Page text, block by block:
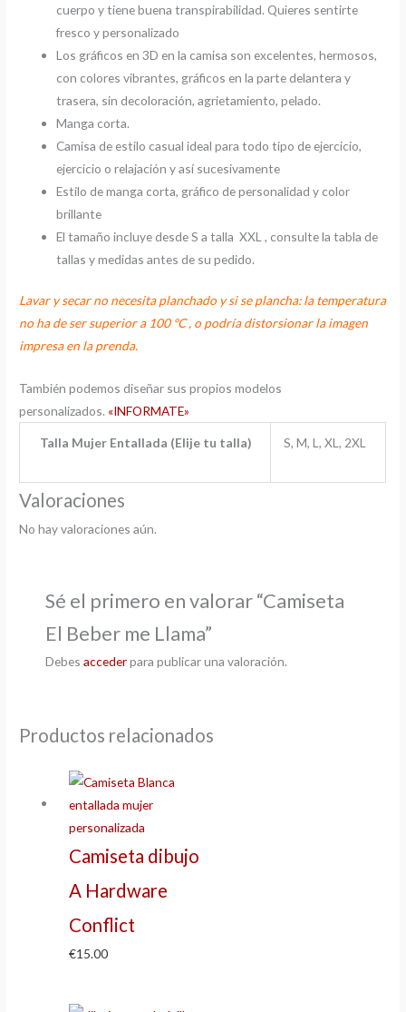
cuerpo y tiene buena transpirabilidad. Quieres sentirte
fresco y personalizado
Los gráficos en 3D en la camisa son excelentes, hermosos,
con colores vibrantes, gráficos en la parte delantera y
trasera, sin decoloración, agrietamiento, pelado.
Manga corta.
Camisa de estilo casual ideal para todo tipo de ejercicio,
ejercicio o relajación y así sucesivamente
Estilo de manga corta, gráfico de personalidad y color
brillante
El tamaño incluye desde S a talla XXL , consulte la tabla de
tallas y medidas antes de su pedido.
Lavar y secar no necesita planchado y si se plancha: la temperatura
no ha de ser superior a 100 ºC , o podría distorsionar la imagen
impresa en la prenda.
También podemos diseñar sus propios modelos
personalizados. «INFORMATE»
Talla Mujer Entallada (Elije tu talla) S, M, L, XL, 2XL
Valoraciones
No hay valoraciones aún.
Sé el primero en valorar “Camiseta
El Beber me Llama”
Debesaccederpara publicar una valoración.
Productos relacionados
Camiseta dibujo
A Hardware
Conflict
€15.00